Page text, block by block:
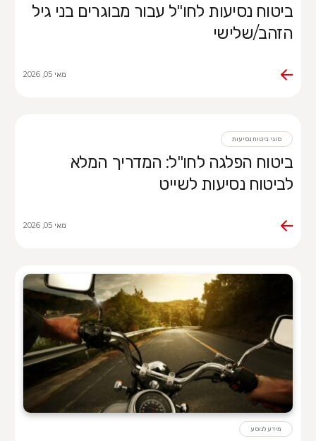
ביטוח נסיעות לחו"ל עבור מבוגרים בני גיל
הזהב/שלישי
מאי 05, 2026
סוגי ביטוח נסיעות
ביטוח הפלגה לחו"ל: המדריך המלא
לביטוח נסיעות לשייט
מאי 05, 2026
מידע לנוסע